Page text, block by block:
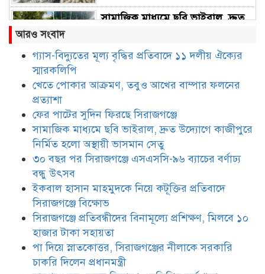
সামাজিক মাধ্যমে ছবি ভাইরাল, দ্রুত
ব্যাচের বর্ণাঢ্য বন্ধু উৎসব
ইকবাল হাসান মাহমুদকে নিয়ে
কটূক্তির প্রতিবাদে সিরাজগঞ্জে বিক্ষোভ
সিরাজগঞ্জে প্রতিবন্ধীদের বিনামূল্যে
প্রশিক্ষণ, মিলবে ১০ হাজার টাকা
সহায়তা
পা দিয়ে স্নাতকোত্তর, সিরাজগঞ্জের
নীলাকে সরকারি চাকরি দিলেন
প্রধানমন্ত্রী
আরও সংবাদ
গ্যাস-বিদ্যুতের মূল্য বৃদ্ধির প্রতিবাদে ১১ দলীয় ঐক্যের
স্মারকলিপি
খেতে পোকার আক্রমণ, তবুও আখের বাম্পার ফলনের
প্রত্যাশা
ফের পাটের সুদিন ফিরছে সিরাজগঞ্জে
সামাজিক মাধ্যমে ছবি ভাইরাল, দ্রুত উদ্যোগে কাজীপুরে
নির্মিত হলো অস্থায়ী ভাসমান সেতু
৩০ বছর পর সিরাজগঞ্জে এসএসসি-৯৬ ব্যাচের বর্ণাঢ্য
বন্ধু উৎসব
ইকবাল হাসান মাহমুদকে নিয়ে কটূক্তির প্রতিবাদে
সিরাজগঞ্জে বিক্ষোভ
সিরাজগঞ্জে প্রতিবন্ধীদের বিনামূল্যে প্রশিক্ষণ, মিলবে ১০
হাজার টাকা সহায়তা
পা দিয়ে স্নাতকোত্তর, সিরাজগঞ্জের নীলাকে সরকারি
চাকরি দিলেন প্রধানমন্ত্রী